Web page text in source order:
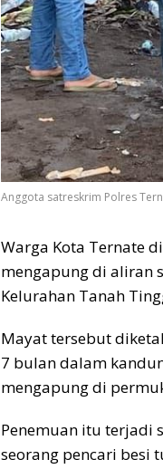
Anggota satreskrim Polres
Warga Kota Ternate
mengapung di aliran
Kelurahan Tanah
Mayat tersebut
7 bulan dalam
mengapung di
Penemuan itu terjadi
seorang pencari besi